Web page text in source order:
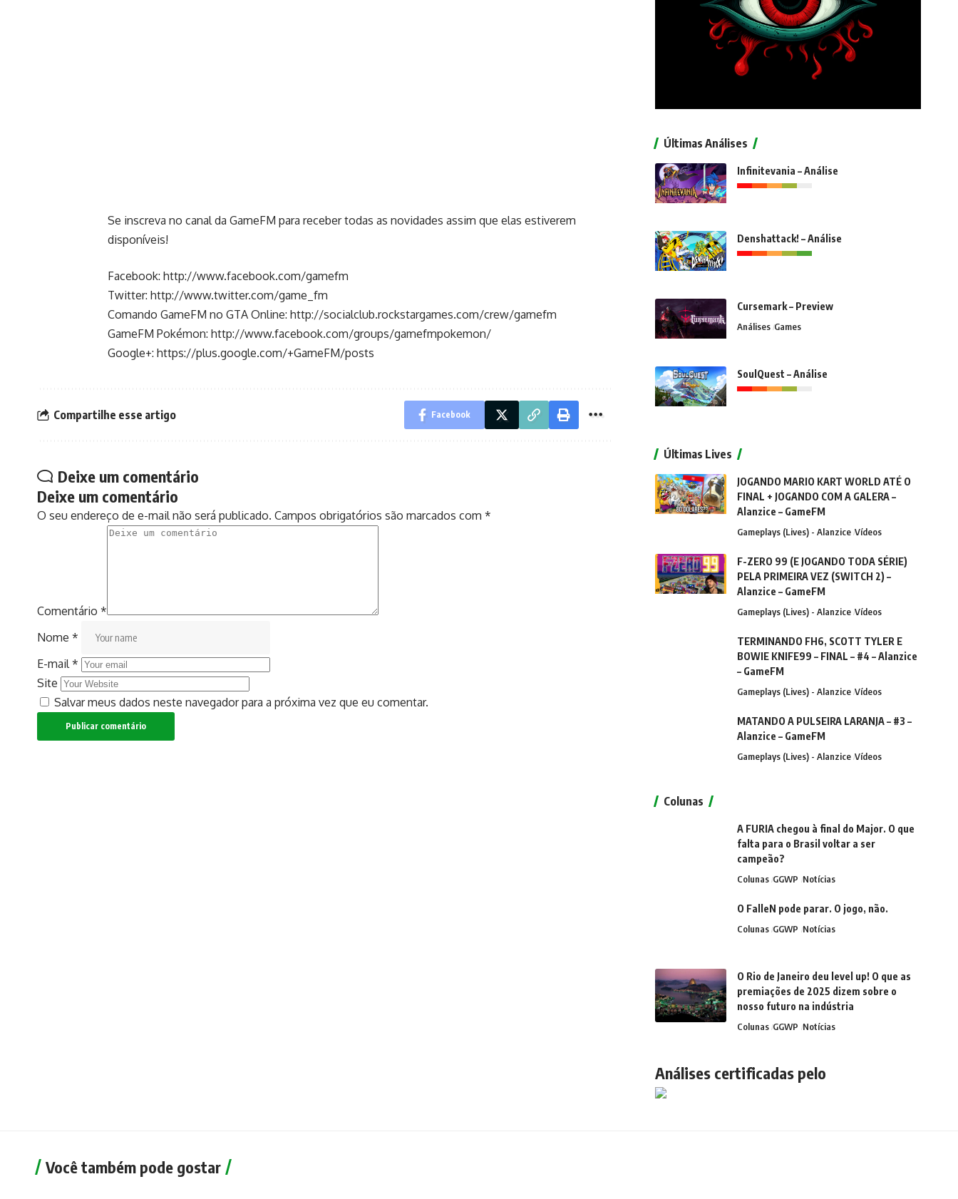
Se inscreva no canal da GameFM para receber todas as novidades assim que elas estiverem
disponíveis!
Facebook: http://www.facebook.com/gamefm
Twitter: http://www.twitter.com/game_fm
Comando GameFM no GTA Online: http://socialclub.rockstargames.com/crew/gamefm
GameFM Pokémon: http://www.facebook.com/groups/gamefmpokemon/
Google+: https://plus.google.com/+GameFM/posts
Compartilhe esse artigo Facebook
Deixe um comentário
Deixe um comentário
O seu endereço de e-mail não será publicado. Campos obrigatórios são marcados com *
Comentário *
Nome *
E-mail*
Site
Salvar meus dados neste navegador para a próxima vez que eu comentar.
Últimas Análises
Infinitevania – Análise
Denshattack! – Análise
Cursemark – Preview
Análises Games
SoulQuest – Análise
Últimas Lives
JOGANDO MARIO KART WORLD ATÉ O
FINAL + JOGANDO COM A GALERA –
Alanzice – GameFM
Gameplays (Lives) - Alanzice Vídeos
F-ZERO 99 (E JOGANDO TODA SÉRIE)
PELA PRIMEIRA VEZ (SWITCH 2) –
Alanzice – GameFM
Gameplays (Lives) - Alanzice Vídeos
TERMINANDO FH6, SCOTT TYLER E
BOWIE KNIFE99 – FINAL – #4 – Alanzice
– GameFM
Gameplays (Lives) - Alanzice Vídeos
MATANDO A PULSEIRA LARANJA – #3 –
Alanzice – GameFM
Gameplays (Lives) - Alanzice Vídeos
Colunas
A FURIA chegou à final do Major. O que
falta para o Brasil voltar a ser
campeão?
Colunas GGWP Notícias
O FalleN pode parar. O jogo, não.
Colunas GGWP Notícias
O Rio de Janeiro deu level up! O que as
premiações de 2025 dizem sobre o
nosso futuro na indústria
Colunas GGWP Notícias
Análises certificadas pelo
Você também pode gostar